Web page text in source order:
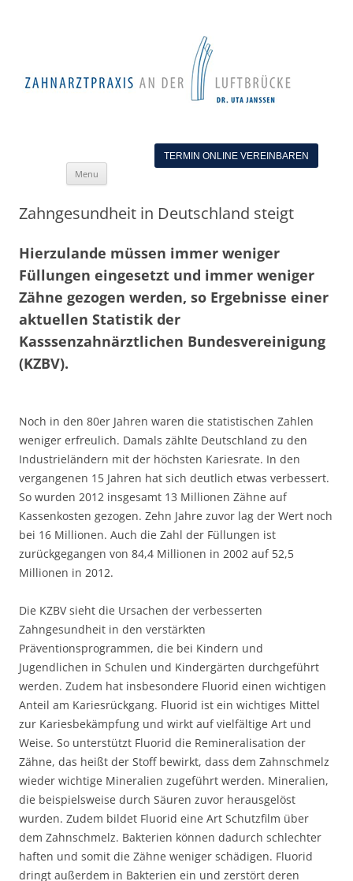
TERMIN ONLINE VEREINBAREN
Menu
Zahngesundheit in Deutschland steigt
Hierzulande müssen immer weniger
Füllungen eingesetzt und immer weniger
Zähne gezogen werden, so Ergebnisse einer
aktuellen Statistik der
Kasssenzahnärztlichen Bundesvereinigung
(KZBV).
Noch in den 80er Jahren waren die statistischen Zahlen
weniger erfreulich. Damals zählte Deutschland zu den
Industrieländern mit der höchsten Kariesrate. In den
vergangenen 15 Jahren hat sich deutlich etwas verbessert.
So wurden 2012 insgesamt 13 Millionen Zähne auf
Kassenkosten gezogen. Zehn Jahre zuvor lag der Wert noch
bei 16 Millionen. Auch die Zahl der Füllungen ist
zurückgegangen von 84,4 Millionen in 2002 auf 52,5
Millionen in 2012.
Die KZBV sieht die Ursachen der verbesserten
Zahngesundheit in den verstärkten
Präventionsprogrammen, die bei Kindern und
Jugendlichen in Schulen und Kindergärten durchgeführt
werden. Zudem hat insbesondere Fluorid einen wichtigen
Anteil am Kariesrückgang. Fluorid ist ein wichtiges Mittel
zur Kariesbekämpfung und wirkt auf vielfältige Art und
Weise. So unterstützt Fluorid die Remineralisation der
Zähne, das heißt der Stoff bewirkt, dass dem Zahnschmelz
wieder wichtige Mineralien zugeführt werden. Mineralien,
die beispielsweise durch Säuren zuvor herausgelöst
wurden. Zudem bildet Fluorid eine Art Schutzfilm über
dem Zahnschmelz. Bakterien können dadurch schlechter
haften und somit die Zähne weniger schädigen. Fluorid
dringt außerdem in Bakterien ein und zerstört deren